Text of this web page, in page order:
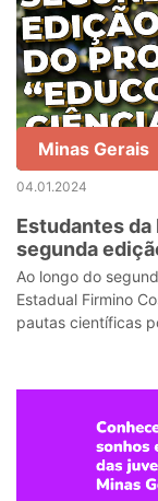
Minas Gerais
04.01.2024
Estudantes da
segunda
Ao longo do
Estadual Firmino
pautas científicas